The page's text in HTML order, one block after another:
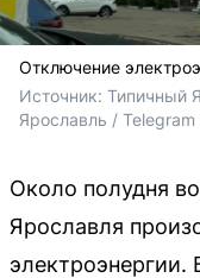
Отключение
Источник: Типичный
Ярославль / Telegram
Около полудня
Ярославля
электроэнергии.